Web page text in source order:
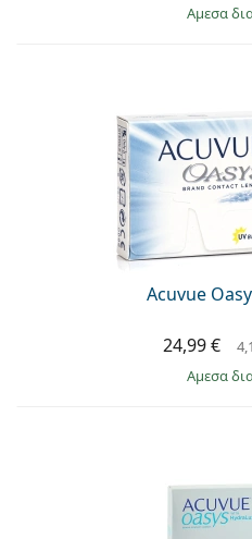
άμεσα
Acuvue
24,99 €
άμεσα